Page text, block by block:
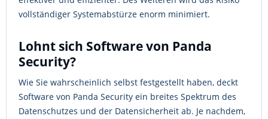
vollständiger Systemabstürze enorm minimiert.
Lohnt sich Software von Panda
Security?
Wie Sie wahrscheinlich selbst festgestellt haben, deckt
Software von Panda Security ein breites Spektrum des
Datenschutzes und der Datensicherheit ab. Je nachdem,